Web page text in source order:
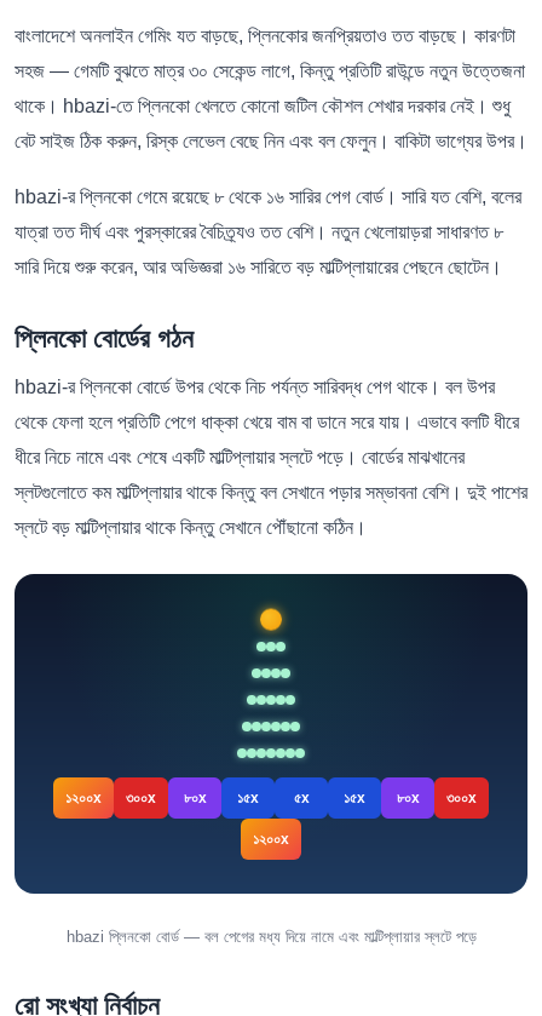
বাংলাদেশে অনলাইন গেমিং যত বাড়ছে, প্লিনকোর জনপ্রিয়তাও তত বাড়ছে। কারণটা
সহজ — গেমটি বুঝতে মাত্র ৩০ সেকেন্ড লাগে, কিন্তু প্রতিটি রাউন্ডে নতুন উত্তেজনা
থাকে। hbazi-তে প্লিনকো খেলতে কোনো জটিল কৌশল শেখার দরকার নেই। শুধু
বেট সাইজ ঠিক করুন, রিস্ক লেভেল বেছে নিন এবং বল ফেলুন। বাকিটা ভাগ্যের উপর।
hbazi-র প্লিনকো গেমে রয়েছে ৮ থেকে ১৬ সারির পেগ বোর্ড। সারি যত বেশি, বলের
যাত্রা তত দীর্ঘ এবং পুরস্কারের বৈচিত্র্যও তত বেশি। নতুন খেলোয়াড়রা সাধারণত ৮
সারি দিয়ে শুরু করেন, আর অভিজ্ঞরা ১৬ সারিতে বড় মাল্টিপ্লায়ারের পেছনে ছোটেন।
প্লিনকো বোর্ডের গঠন
hbazi-র প্লিনকো বোর্ডে উপর থেকে নিচ পর্যন্ত সারিবদ্ধ পেগ থাকে। বল উপর
থেকে ফেলা হলে প্রতিটি পেগে ধাক্কা খেয়ে বাম বা ডানে সরে যায়। এভাবে বলটি ধীরে
ধীরে নিচে নামে এবং শেষে একটি মাল্টিপ্লায়ার স্লটে পড়ে। বোর্ডের মাঝখানের
স্লটগুলোতে কম মাল্টিপ্লায়ার থাকে কিন্তু বল সেখানে পড়ার সম্ভাবনা বেশি। দুই পাশের
স্লটে বড় মাল্টিপ্লায়ার থাকে কিন্তু সেখানে পৌঁছানো কঠিন।
১২০০x ৩০০x ৮০x ১৫x ৫x ১৫x ৮০x ৩০০x
১২০০x
hbazi প্লিনকো বোর্ড — বল পেগের মধ্য দিয়ে নামে এবং মাল্টিপ্লায়ার স্লটে পড়ে
রো সংখ্যা নির্বাচন